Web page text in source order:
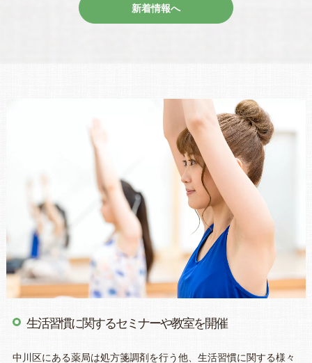
新着情報へ
生活習慣に関するセミナーや教室を開催
中川区にある薬局は処方箋調剤を行う他、生活習慣に関する様々